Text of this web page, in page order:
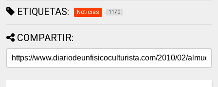
ETIQUETAS: Noticias 1170
COMPARTIR: